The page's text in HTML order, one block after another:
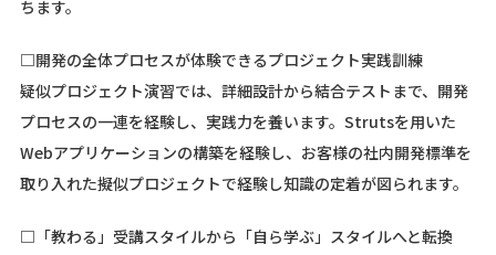
ちます。
□開発の全体プロセスが体験できるプロジェクト実践訓練
疑似プロジェクト演習では、詳細設計から結合テストまで、開発
プロセスの一連を経験し、実践力を養います。Strutsを用いた
Webアプリケーションの構築を経験し、お客様の社内開発標準を
取り入れた擬似プロジェクトで経験し知識の定着が図られます。
□「教わる」受講スタイルから「自ら学ぶ」スタイルへと転換